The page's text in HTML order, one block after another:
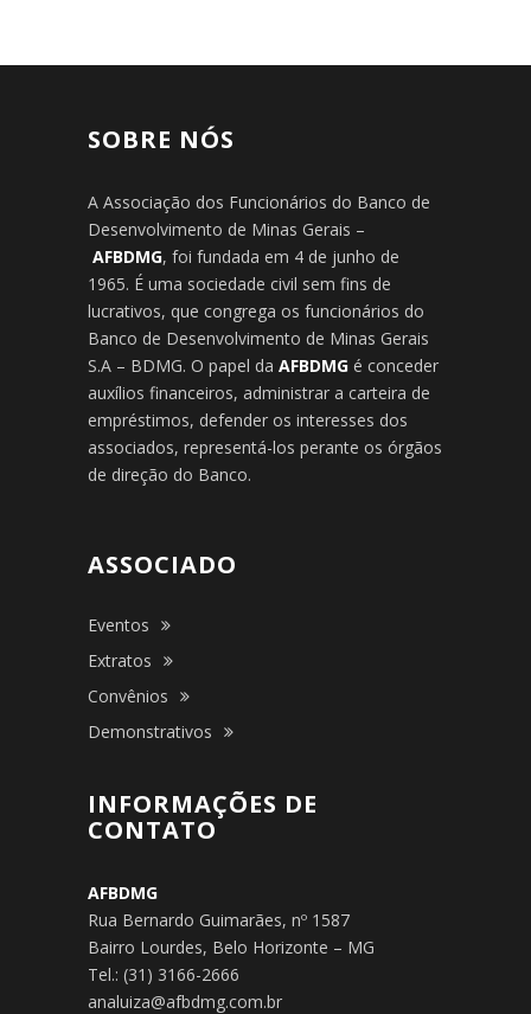
SOBRE NÓS
A Associação dos Funcionários do Banco de
Desenvolvimento de Minas Gerais –
AFBDMG, foi fundada em 4 de junho de
1965. É uma sociedade civil sem fins de
lucrativos, que congrega os funcionários do
Banco de Desenvolvimento de Minas Gerais
S.A – BDMG. O papel da AFBDMG é conceder
auxílios financeiros, administrar a carteira de
empréstimos, defender os interesses dos
associados, representá-los perante os órgãos
de direção do Banco.
ASSOCIADO
Eventos
Extratos
Convênios
Demonstrativos
INFORMAÇÕES DE
CONTATO
AFBDMG
Rua Bernardo Guimarães, nº 1587
Bairro Lourdes, Belo Horizonte – MG
Tel.: (31) 3166-2666
analuiza@afbdmg.com.br